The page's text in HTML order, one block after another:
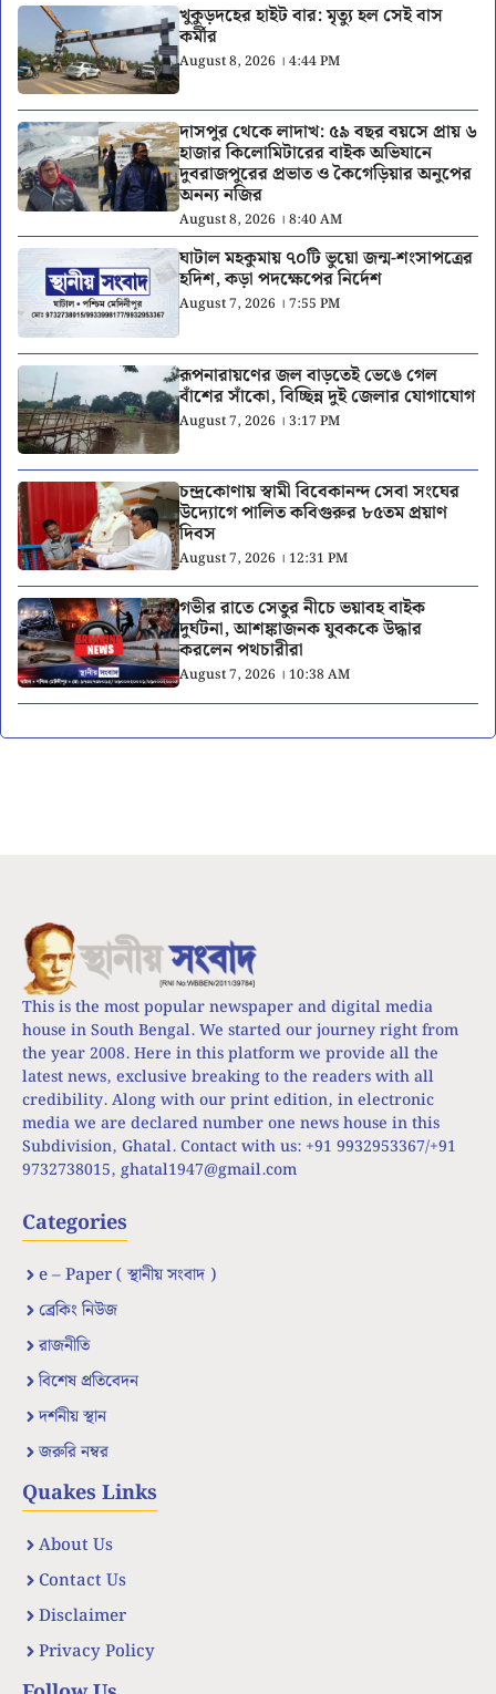
খুকুড়দহের হাইট বার: মৃত্যু হল সেই বাস
কর্মীর
August 8, 2026 । 4:44 PM
দাসপুর থেকে লাদাখ: ৫৯ বছর বয়সে প্রায় ৬
হাজার কিলোমিটারের বাইক অভিযানে
দুবরাজপুরের প্রভাত ও কৈগেড়িয়ার অনুপের
অনন্য নজির
August 8, 2026 । 8:40 AM
ঘাটাল মহকুমায় ৭০টি ভুয়ো জন্ম-শংসাপত্রের
হদিশ, কড়া পদক্ষেপের নির্দেশ
August 7, 2026 । 7:55 PM
রূপনারায়ণের জল বাড়তেই ভেঙে গেল
বাঁশের সাঁকো, বিচ্ছিন্ন দুই জেলার যোগাযোগ
August 7, 2026 । 3:17 PM
চন্দ্রকোণায় স্বামী বিবেকানন্দ সেবা সংঘের
উদ্যোগে পালিত কবিগুরুর ৮৫তম প্রয়াণ
দিবস
August 7, 2026 । 12:31 PM
গভীর রাতে সেতুর নীচে ভয়াবহ বাইক
দুর্ঘটনা, আশঙ্কাজনক যুবককে উদ্ধার
করলেন পথচারীরা
August 7, 2026 । 10:38 AM
This is the most popular newspaper and digital media
house in South Bengal. We started our journey right from
the year 2008. Here in this platform we provide all the
latest news, exclusive breaking to the readers with all
credibility. Along with our print edition, in electronic
media we are declared number one news house in this
Subdivision, Ghatal. Contact with us: +91 9932953367/+91
9732738015, ghatal1947@gmail.com
Categories
e – Paper ( স্থানীয় সংবাদ )
ব্রেকিং নিউজ
রাজনীতি
বিশেষ প্রতিবেদন
দর্শনীয় স্থান
জরুরি নম্বর
Quakes Links
About Us
Contact Us
Disclaimer
Privacy Policy